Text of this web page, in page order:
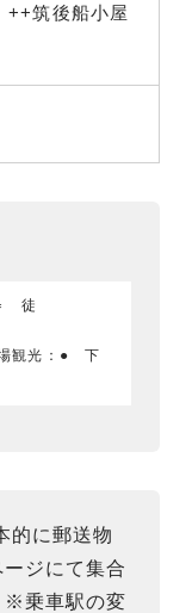
++筑後船小屋
徒
観光：● 下
的に郵送物
ジにて集合
※乗車駅の変